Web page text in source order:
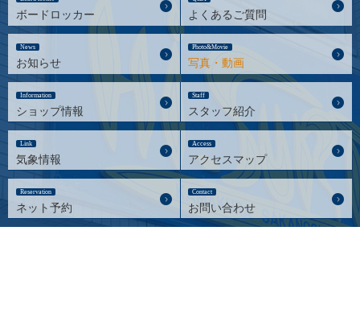
ボードロッカー よくあるご質問
News
お知らせ
Photo&Movie
写真・動画
Information
ショップ情報
Staff
スタッフ紹介
Link
気象情報
Access
アクセスマップ
Reservation
ネット予約
Contact
お問い合わせ